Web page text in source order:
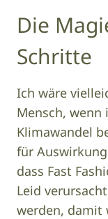
Die
Schritte
Ich wäre
Mensch, wenn
Klimawandel
für
dass Fast
Leid
werden, damit